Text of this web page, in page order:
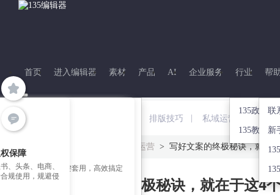
首页 进入编辑器 素材
营销日历
产品
135公众号插件下载
135多平台分发
AI
图片拼图
135摄影图
企业服务
135企业培训
行业
135政企专
135教育专
帮
联
新
材
+ 精美推文模板一键套用，高效搞定
保障
、头条、电商、
规使用，规避侵
排版技巧 私域运营
内容运营 > 写好文案的终极秘诀，就在
写好文案的终极秘诀，就在于这4